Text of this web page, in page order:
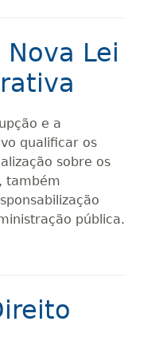
Lei
e a
qualificar os
sobre os
também
pública.